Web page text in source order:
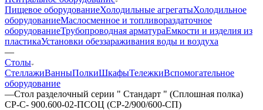
Пищевое оборудованиеХолодильные агрегатыХолодильное
оборудованиеМаслосменное и топливораздаточное
оборудованиеТрубопроводная арматураЕмкости и изделия из
пластикаУстановки обеззараживания воды и воздуха
—
Столы
СтеллажиВанныПолкиШкафыТележкиВспомогательное
оборудование
—Стол разделочный серии " Стандарт " (Сплошная полка)
СР-С- 900.600-02-ПСОЦ (СР-2/900/600-СП)